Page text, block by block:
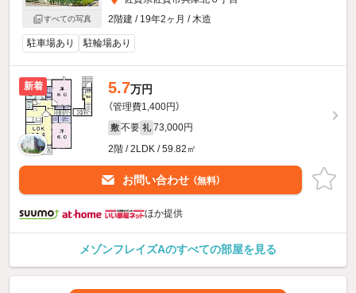
すべての写真
2階建 / 19年2ヶ月 / 木造
駐車場あり 駐輪場あり
新着 5.7万円
（管理費1,400円）
敷 不要 礼 73,000円
2階 / 2LDK / 59.82㎡
お問い合わせ （無料）
ほか提供
メゾンフレイズAのすべての部屋を見る